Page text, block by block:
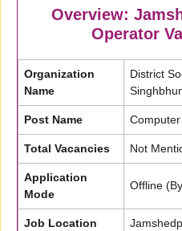
Overview:
Operator
Organization
Name
District
Post Name
Total Vacancies Not
Application
Mode
Offline
Job Location